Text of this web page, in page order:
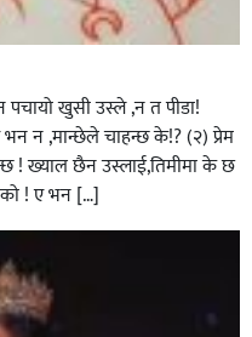
पचायो खुसी उस्ले ,न त पीडा!
न ,मान्छेले चाहन्छ के!? (२) प्रेम
! ख्याल छैन उस्लाई,तिमीमा के छ
! ए भन […]